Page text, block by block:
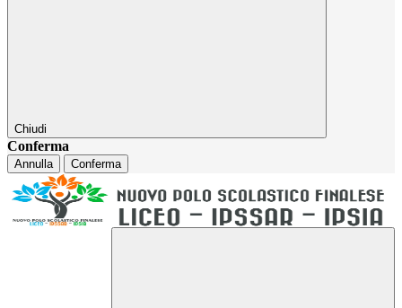
Chiudi
Conferma
Annulla Conferma